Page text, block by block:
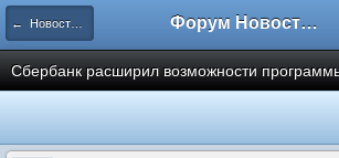
← Новости рынка недвижимости Форум Новостройки
Сбербанк расширил возможности